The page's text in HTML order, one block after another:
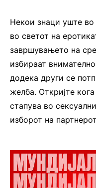
Некои знаци уште во
во светот на
завршувањето на
избираат
додека други се
желба. Откријте
стапува во
изборот на